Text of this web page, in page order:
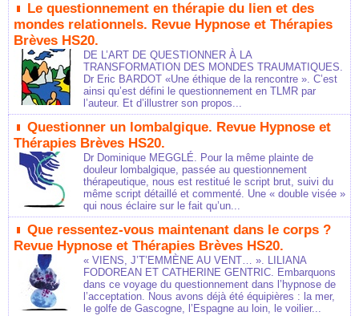
Le questionnement en thérapie du lien et des
mondes relationnels. Revue Hypnose et Thérapies
Brèves HS20.
DE L’ART DE QUESTIONNER À LA
TRANSFORMATION DES MONDES TRAUMATIQUES.
Dr Eric BARDOT «Une éthique de la rencontre ». C’est
ainsi qu’est défini le questionnement en TLMR par
l’auteur. Et d’illustrer son propos...
Questionner un lombalgique. Revue Hypnose et
Thérapies Brèves HS20.
Dr Dominique MEGGLÉ. Pour la même plainte de
douleur lombalgique, passée au questionnement
thérapeutique, nous est restitué le script brut, suivi du
même script détaillé et commenté. Une « double visée »
qui nous éclaire sur le fait qu’un...
Que ressentez-vous maintenant dans le corps ?
Revue Hypnose et Thérapies Brèves HS20.
« VIENS, J’T’EMMÈNE AU VENT… ». LILIANA
FODOREAN ET CATHERINE GENTRIC. Embarquons
dans ce voyage du questionnement dans l’hypnose de
l’acceptation. Nous avons déjà été équipières : la mer,
le golfe de Gascogne, l’Espagne au loin, le voilier...